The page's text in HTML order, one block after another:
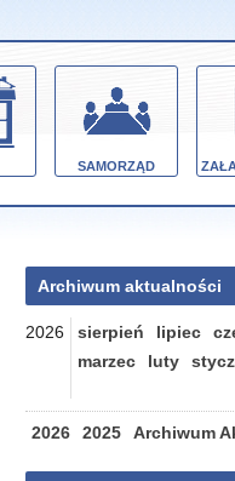
SAMORZĄD
Archiwum aktualności
2026 sierpień lipiec
marzec
luty
2026 2025 Archiwum